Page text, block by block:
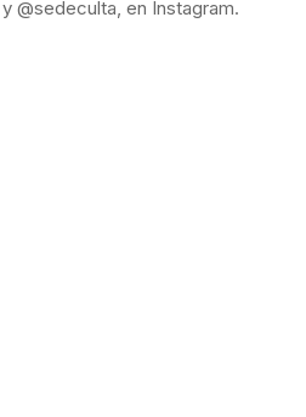
@sedeculta, en Instagram.